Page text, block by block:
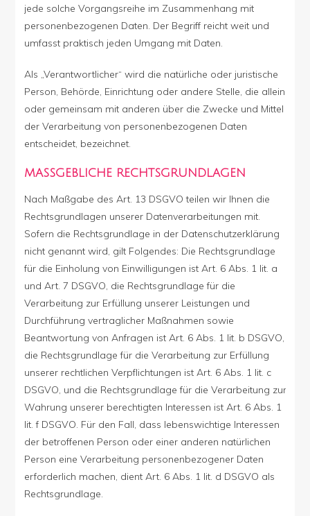
jede solche Vorgangsreihe im Zusammenhang mit
personenbezogenen Daten. Der Begriff reicht weit und
umfasst praktisch jeden Umgang mit Daten.
Als „Verantwortlicher“ wird die natürliche oder juristische
Person, Behörde, Einrichtung oder andere Stelle, die allein
oder gemeinsam mit anderen über die Zwecke und Mittel
der Verarbeitung von personenbezogenen Daten
entscheidet, bezeichnet.
MASSGEBLICHE RECHTSGRUNDLAGEN
Nach Maßgabe des Art. 13 DSGVO teilen wir Ihnen die
Rechtsgrundlagen unserer Datenverarbeitungen mit.
Sofern die Rechtsgrundlage in der Datenschutzerklärung
nicht genannt wird, gilt Folgendes: Die Rechtsgrundlage
für die Einholung von Einwilligungen ist Art. 6 Abs. 1 lit. a
und Art. 7 DSGVO, die Rechtsgrundlage für die
Verarbeitung zur Erfüllung unserer Leistungen und
Durchführung vertraglicher Maßnahmen sowie
Beantwortung von Anfragen ist Art. 6 Abs. 1 lit. b DSGVO,
die Rechtsgrundlage für die Verarbeitung zur Erfüllung
unserer rechtlichen Verpflichtungen ist Art. 6 Abs. 1 lit. c
DSGVO, und die Rechtsgrundlage für die Verarbeitung zur
Wahrung unserer berechtigten Interessen ist Art. 6 Abs. 1
lit. f DSGVO. Für den Fall, dass lebenswichtige Interessen
der betroffenen Person oder einer anderen natürlichen
Person eine Verarbeitung personenbezogener Daten
erforderlich machen, dient Art. 6 Abs. 1 lit. d DSGVO als
Rechtsgrundlage.